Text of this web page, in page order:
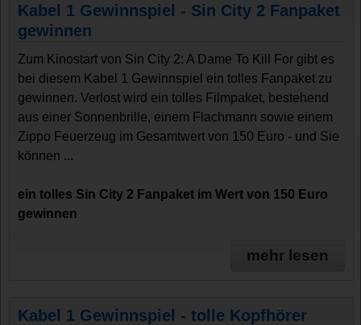
Kabel 1 Gewinnspiel - Sin City 2 Fanpaket
gewinnen
Zum Kinostart von Sin City 2: A Dame To Kill For gibt es
bei diesem Kabel 1 Gewinnspiel ein tolles Fanpaket zu
gewinnen. Verlost wird ein tolles Filmpaket, bestehend
aus einer Sonnenbrille, einem Flachmann sowie einem
Zippo Feuerzeug im Gesamtwert von 150 Euro - und Sie
können ...
ein tolles Sin City 2 Fanpaket im Wert von 150 Euro
gewinnen
mehr lesen
Kabel 1 Gewinnspiel - tolle Kopfhörer